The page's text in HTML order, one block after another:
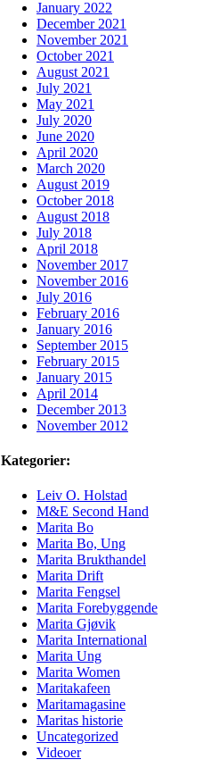
January 2022
December 2021
November 2021
October 2021
August 2021
July 2021
May 2021
July 2020
June 2020
April 2020
March 2020
August 2019
October 2018
August 2018
July 2018
April 2018
November 2017
November 2016
July 2016
February 2016
January 2016
September 2015
February 2015
January 2015
April 2014
December 2013
November 2012
Kategorier:
Leiv O. Holstad
M&E Second Hand
Marita Bo
Marita Bo, Ung
Marita Brukthandel
Marita Drift
Marita Fengsel
Marita Forebyggende
Marita Gjøvik
Marita International
Marita Ung
Marita Women
Maritakafeen
Maritamagasine
Maritas historie
Uncategorized
Videoer